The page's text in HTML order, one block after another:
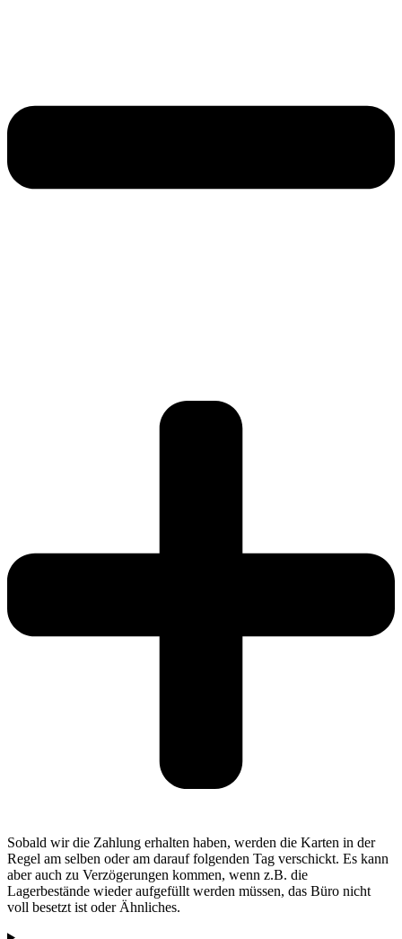
Sobald wir die Zahlung erhalten haben, werden die Karten in der
Regel am selben oder am darauf folgenden Tag verschickt. Es kann
aber auch zu Verzögerungen kommen, wenn z.B. die
Lagerbestände wieder aufgefüllt werden müssen, das Büro nicht
voll besetzt ist oder Ähnliches.